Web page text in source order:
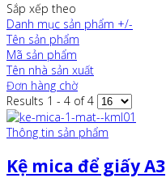
Sắp xếp theo
Danh mục sản phẩm +/-
Tên sản phẩm
Mã sản phẩm
Tên nhà sản xuất
Đơn hàng chờ
Results 1 - 4 of 4
Thông tin sản phẩm
Kệ mica để giấy A3